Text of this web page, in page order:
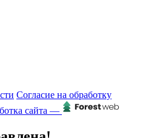
Согласие на обработку
сайта —